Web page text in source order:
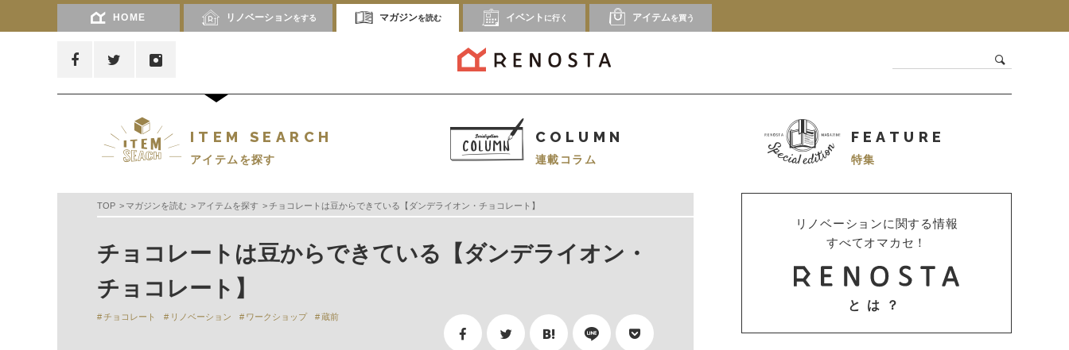
HOME リノベーションをする マガジンを読む イベント に行く アイテムを買う
ITEM SEARCH
アイテムを探す
COLUMN
連載コラム
FEATURE
特集
TOP マガジンを読む アイテムを探す チョコレートは豆からできている【ダンデライオン・チョコレート】
チョコレートは豆からできている【ダンデライオン・
チョコレート】
チョコレート リノベーション ワークショップ 蔵前
リノベーションに関する情報
すべてオマカセ！
とは？